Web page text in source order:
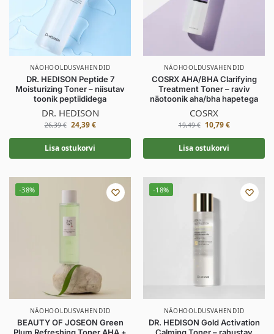
NÄOHOOLDUSVAHENDID
DR. HEDISON Peptide 7
Moisturizing Toner – niisutav
toonik peptiididega
DR. HEDISON
26,39€ 24,39€
Lisa ostukorvi
NÄOHOOLDUSVAHENDID
COSRX AHA/BHA Clarifying
Treatment Toner – raviv
näotoonik aha/bha hapetega
COSRX
19,49€ 10,79€
Lisa ostukorvi
-38%
NÄOHOOLDUSVAHENDID
BEAUTY OF JOSEON Green
Plum Refreshing Toner AHA +
-18%
NÄOHOOLDUSVAHENDID
DR. HEDISON Gold Activation
Calming Toner – rahustav